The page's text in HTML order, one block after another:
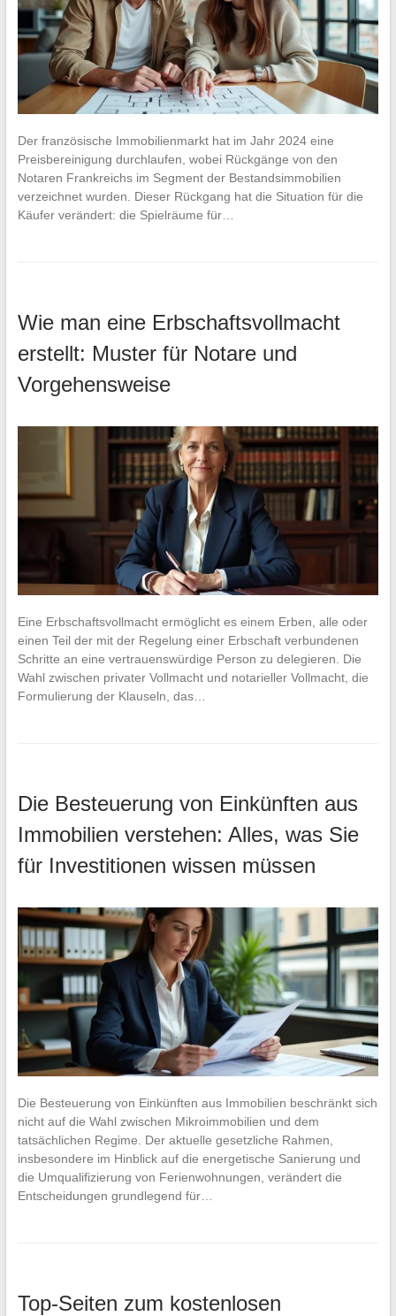
Der französische Immobilienmarkt hat im Jahr 2024 eine
Preisbereinigung durchlaufen, wobei Rückgänge von den
Notaren Frankreichs im Segment der Bestandsimmobilien
verzeichnet wurden. Dieser Rückgang hat die Situation für die
Käufer verändert: die Spielräume für…
Wie man eine Erbschaftsvollmacht
erstellt: Muster für Notare und
Vorgehensweise
Eine Erbschaftsvollmacht ermöglicht es einem Erben, alle oder
einen Teil der mit der Regelung einer Erbschaft verbundenen
Schritte an eine vertrauenswürdige Person zu delegieren. Die
Wahl zwischen privater Vollmacht und notarieller Vollmacht, die
Formulierung der Klauseln, das…
Die Besteuerung von Einkünften aus
Immobilien verstehen: Alles, was Sie
für Investitionen wissen müssen
Die Besteuerung von Einkünften aus Immobilien beschränkt sich
nicht auf die Wahl zwischen Mikroimmobilien und dem
tatsächlichen Regime. Der aktuelle gesetzliche Rahmen,
insbesondere im Hinblick auf die energetische Sanierung und
die Umqualifizierung von Ferienwohnungen, verändert die
Entscheidungen grundlegend für…
Top-Seiten zum kostenlosen